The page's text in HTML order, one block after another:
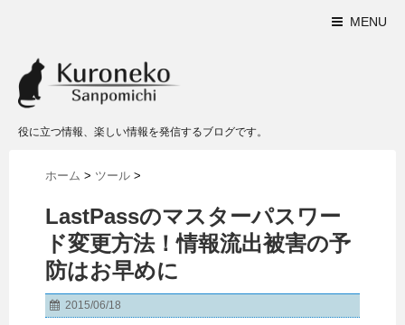
MENU
役に立つ情報、楽しい情報を発信するブログです。
ホーム > ツール >
LastPassのマスターパスワー
ド変更方法！情報流出被害の予
防はお早めに
2015/06/18